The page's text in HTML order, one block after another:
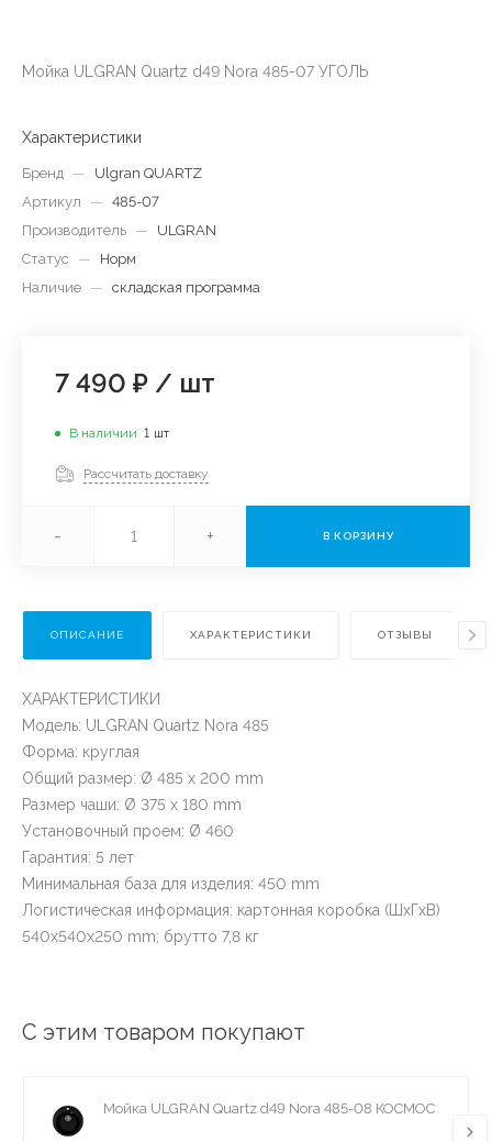
Мойка ULGRAN Quartz d49 Nora 485-07 УГОЛЬ
Характеристики
Бренд —
Ulgran QUARTZ
Артикул
— 485-07
Производитель —
ULGRAN
Статус
—
Норм
Наличие — складская программа
7 490 ₽ / шт
В наличии 1 шт
Рассчитать доставку
- + В КОРЗИНУ
ОПИСАНИЕ ХАРАКТЕРИСТИКИ ОТЗЫВЫ
ХАРАКТЕРИСТИКИ
Модель: ULGRAN Quartz Nora 485
Форма: круглая
Общий размер: Ø 485 х 200 mm
Размер чаши: Ø 375 х 180 mm
Установочный проем: Ø 460
Гарантия: 5 лет
Минимальная база для изделия: 450 mm
Логистическая информация: картонная коробка (ШхГхВ)
540х540х250 mm; брутто 7,8 кг
С этим товаром покупают
Мойка ULGRAN Quartz d49 Nora 485-08 КОСМОС